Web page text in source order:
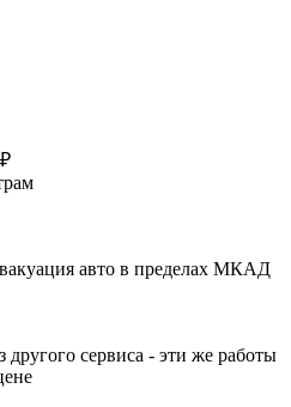
авто в пределах МКАД
сервиса - эти же работы